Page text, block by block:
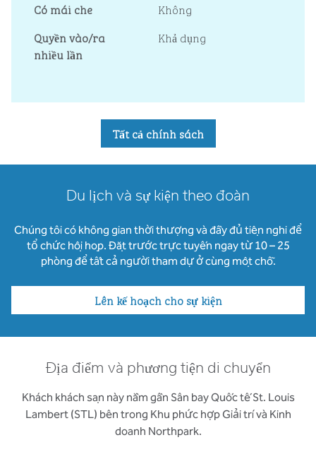
Có mái che
Không
Quyền vào/ra
nhiều lần
Khả dụng
Tất cả chính sách
Du lịch và sự kiện theo đoàn
Chúng tôi có không gian thời thượng và đầy đủ tiện nghi để
tổ chức hội họp. Đặt trước trực tuyến ngay từ 10 – 25
phòng để tất cả người tham dự ở cùng một chỗ.
Lên kế hoạch cho sự kiện
Địa điểm và phương tiện di chuyển
Khách khách sạn này nằm gần Sân bay Quốc tế St. Louis
Lambert (STL) bên trong Khu phức hợp Giải trí và Kinh
doanh Northpark.